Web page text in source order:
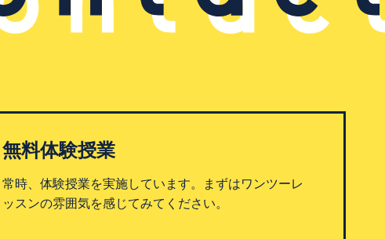
無料体験授業
常時、体験授業を実施しています。まずはワンツーレ
ッスンの雰囲気を感じてみてください。